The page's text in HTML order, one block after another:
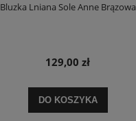
Bluzka Lniana Sole Anne Brązowa
129,00 zł
DO KOSZYKA